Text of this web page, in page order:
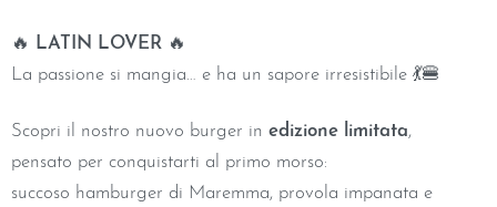
🔥 LATIN LOVER 🔥
La passione si mangia… e ha un sapore irresistibile 💃🍔
Scopri il nostro nuovo burger in edizione limitata,
pensato per conquistarti al primo morso:
succoso hamburger di Maremma, provola impanata e